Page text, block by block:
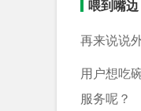
喂到嘴边
再来说说外
用户想吃
服务呢？